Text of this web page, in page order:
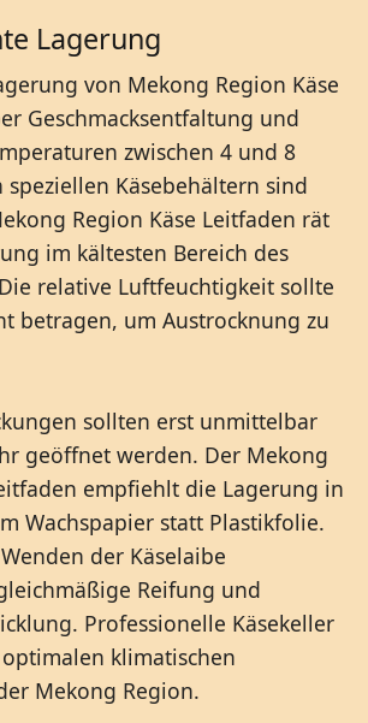
Lagerung
von Mekong Region Käse
Geschmacksentfaltung und
zwischen 4 und 8
speziellen Käsebehältern sind
Region Käse Leitfaden rät
im kältesten Bereich des
relative Luftfeuchtigkeit sollte
betragen, um Austrocknung zu
sollten erst unmittelbar
geöffnet werden. Der Mekong
empfiehlt die Lagerung in
Wachspapier statt Plastikfolie.
der Käselaibe
Reifung und
Professionelle Käsekeller
klimatischen
Mekong Region.